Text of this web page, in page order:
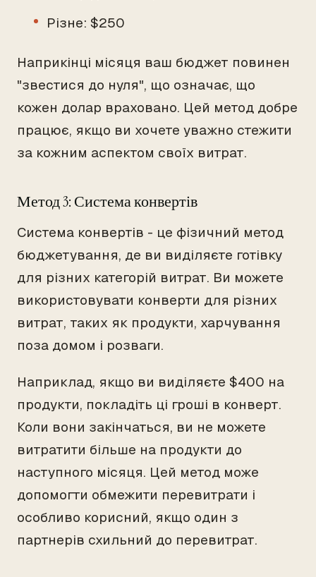
Різне: $250
Наприкінці місяця ваш бюджет повинен
"звестися до нуля", що означає, що
кожен долар враховано. Цей метод добре
працює, якщо ви хочете уважно стежити
за кожним аспектом своїх витрат.
Метод 3: Система конвертів
Система конвертів - це фізичний метод
бюджетування, де ви виділяєте готівку
для різних категорій витрат. Ви можете
використовувати конверти для різних
витрат, таких як продукти, харчування
поза домом і розваги.
Наприклад, якщо ви виділяєте $400 на
продукти, покладіть ці гроші в конверт.
Коли вони закінчаться, ви не можете
витратити більше на продукти до
наступного місяця. Цей метод може
допомогти обмежити перевитрати і
особливо корисний, якщо один з
партнерів схильний до перевитрат.